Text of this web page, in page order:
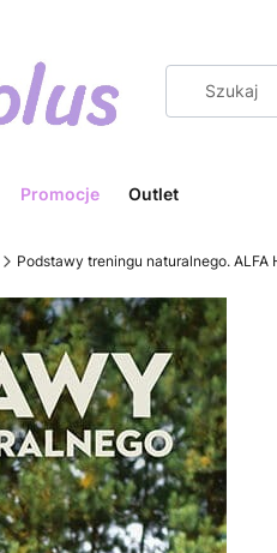
Promocje Outlet
Podstawy treningu naturalnego. ALFA